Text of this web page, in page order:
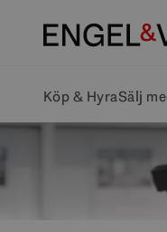
Köp & HyraSälj